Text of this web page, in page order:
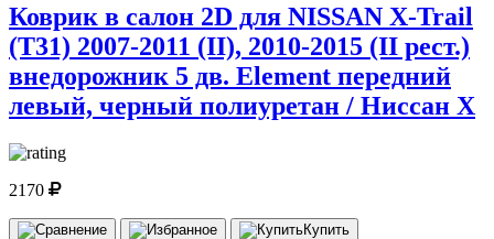
Коврик в салон 2D для NISSAN X-Trail
(T31) 2007-2011 (II), 2010-2015 (II рест.)
внедорожник 5 дв. Element передний
левый, черный полиуретан / Ниссан Х
2170
Купить